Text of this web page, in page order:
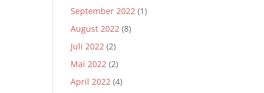
September 2022 (1)
August 2022 (8)
Juli 2022 (2)
Mai 2022 (2)
April 2022 (4)